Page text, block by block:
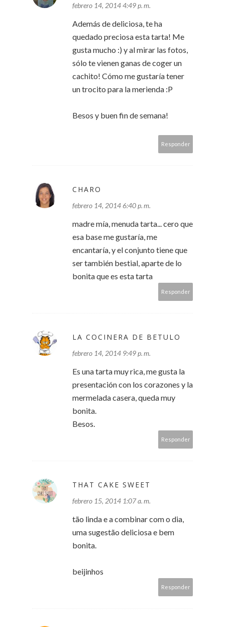
febrero 14, 2014 4:49 p. m.
Además de deliciosa, te ha
quedado preciosa esta tarta! Me
gusta mucho :) y al mirar las fotos,
sólo te vienen ganas de coger un
cachito! Cómo me gustaría tener
un trocito para la merienda :P
Besos y buen fin de semana!
Responder
CHARO
febrero 14, 2014 6:40 p. m.
madre mía, menuda tarta... cero que
esa base me gustaría, me
encantaría, y el conjunto tiene que
ser también bestial, aparte de lo
bonita que es esta tarta
Responder
LA COCINERA DE BETULO
febrero 14, 2014 9:49 p. m.
Es una tarta muy rica, me gusta la
presentación con los corazones y la
mermelada casera, queda muy
bonita.
Besos.
Responder
THAT CAKE SWEET
febrero 15, 2014 1:07 a. m.
tão linda e a combinar com o dia,
uma sugestão deliciosa e bem
bonita.
beijinhos
Responder